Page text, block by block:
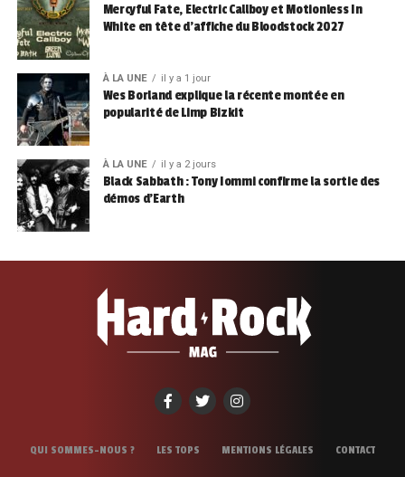
Mercyful Fate, Electric Callboy et Motionless In
White en tête d’affiche du Bloodstock 2027
À LA UNE il y a 1 jour
Wes Borland explique la récente montée en
popularité de Limp Bizkit
À LA UNE il y a 2 jours
Black Sabbath : Tony Iommi confirme la sortie des
démos d’Earth
QUI SOMMES-NOUS ? LES TOPS MENTIONS LÉGALES CONTACT